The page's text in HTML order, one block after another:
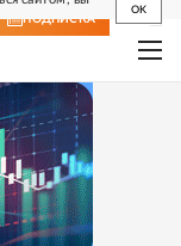
OK
ПОДПИСКА